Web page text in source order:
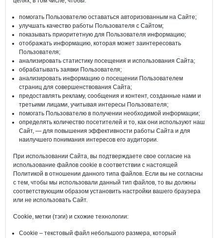
помогать Пользователю оставаться авторизованным на Сайте;
улучшать качество работы Пользователя с Сайтом;
показывать приоритетную для Пользователя информацию;
отображать информацию, которая может заинтересовать
Пользователя;
анализировать статистику посещения и использования Сайта;
обрабатывать заявки Пользователя;
анализировать информацию о посещении Пользователем
страниц для совершенствования Сайта;
предоставлять рекламу, сообщения и контент, созданные нами и
третьими лицами, учитывая интересы Пользователя;
помогать Пользователю в получении необходимой информации;
определять количество посетителей и то, как они используют наш
Сайт, — для повышения эффективности работы Сайта и для
наилучшего понимания интересов его аудитории.
При использовании Сайта, вы подтверждаете свое согласие на
использование файлов cookie в соответствии с настоящей
Политикой в отношении данного типа файлов. Если вы не согласны
с тем, чтобы мы использовали данный тип файлов, то вы должны
соответствующим образом установить настройки вашего браузера
или не использовать Сайт.
Cookie, метки (тэги) и схожие технологии:
Cookie – текстовый файл небольшого размера, который